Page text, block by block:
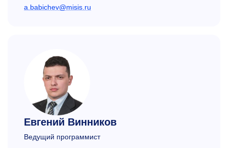
a.babichev@misis.ru
Евгений Винников
Ведущий программист